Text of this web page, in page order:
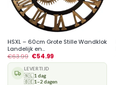
HSXL – 60cm Grote Stille Wandklok
Landelijk en...
€63.99 €54.99
LEVERTIJD
🇳🇱1 dag
🇧🇪1–2 dagen